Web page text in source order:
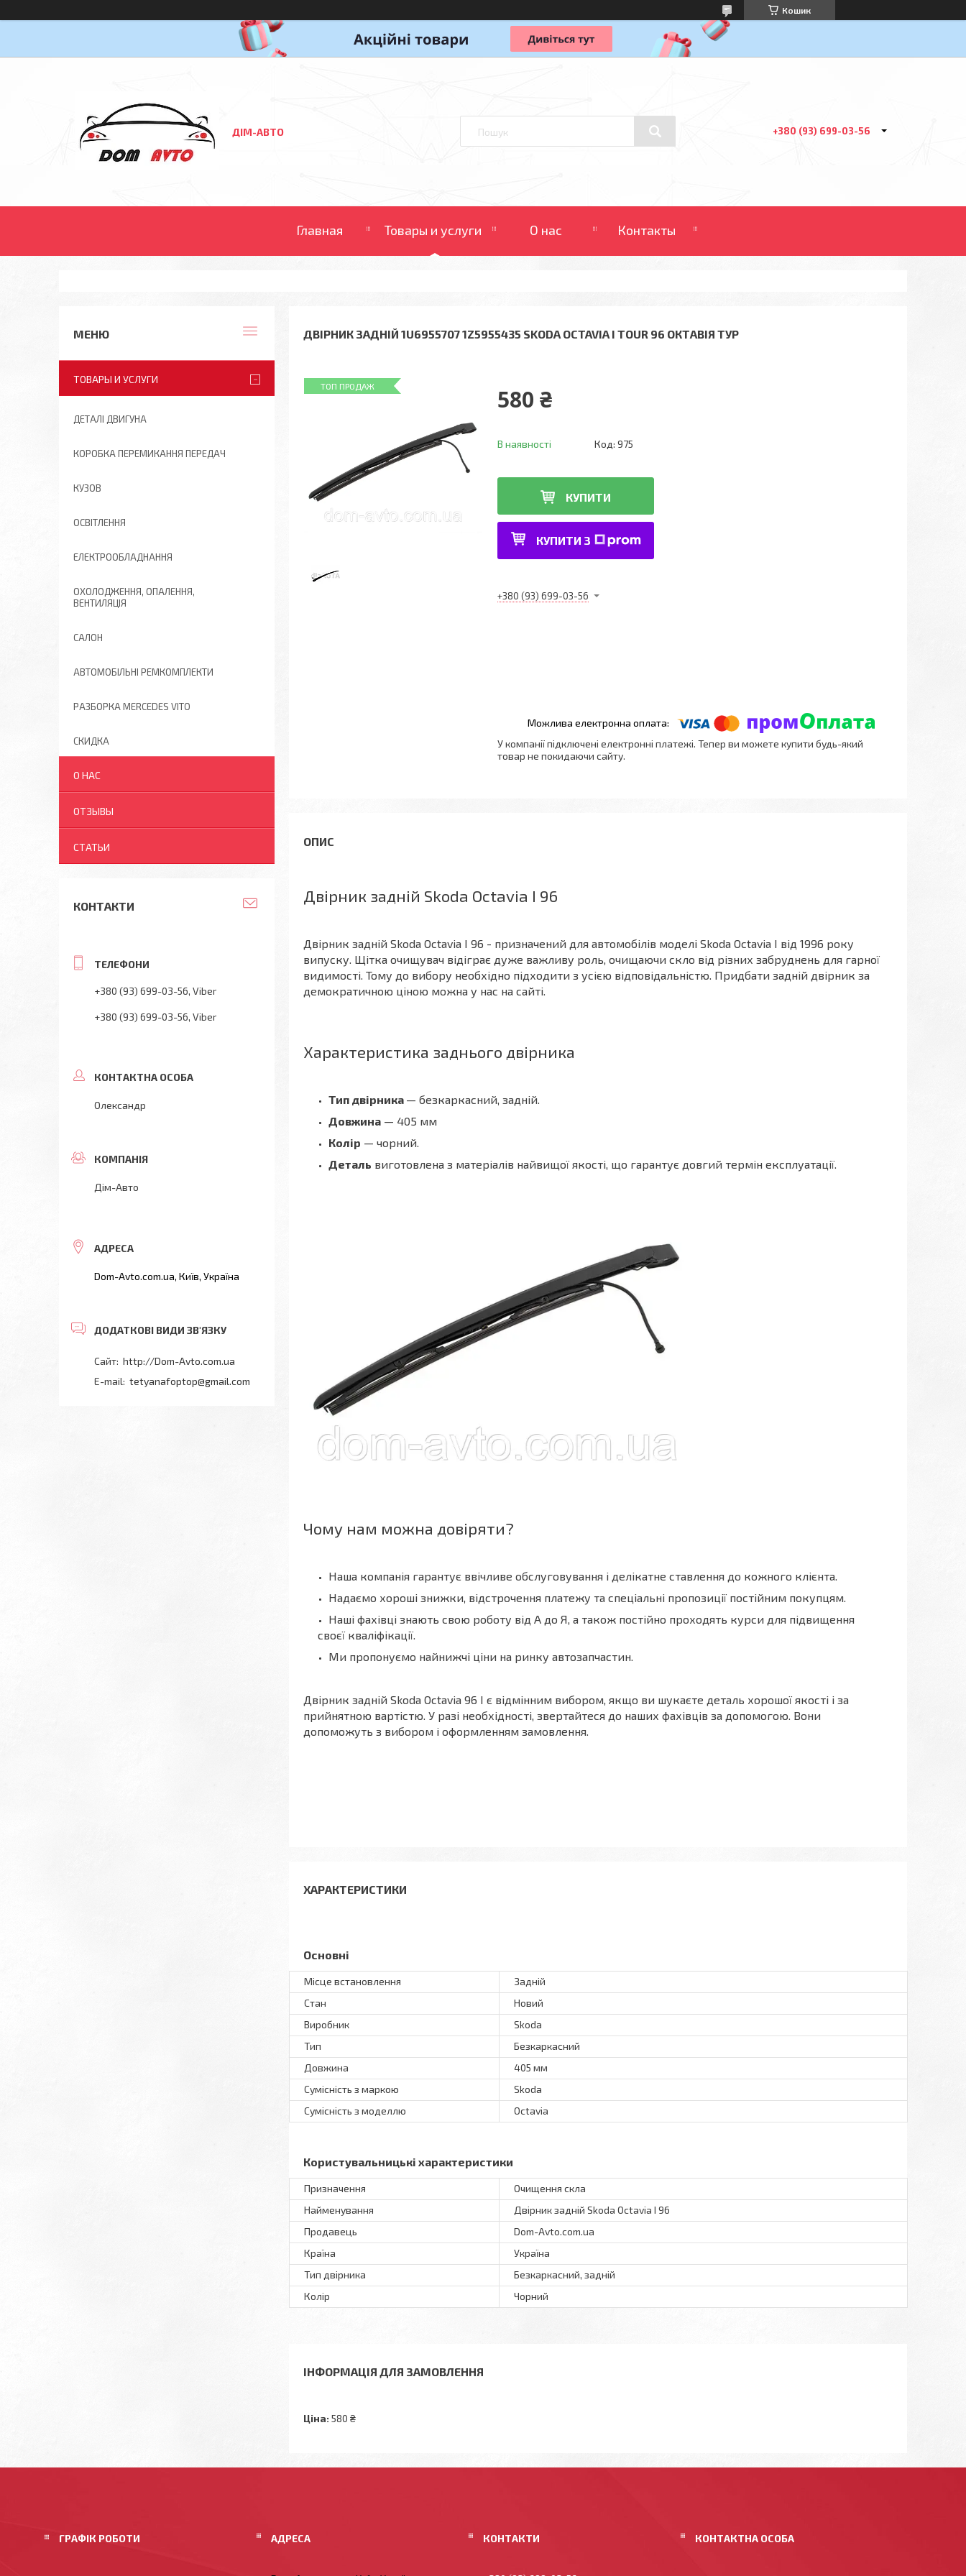
Кошик
ДІМ-АВТО +380 (93) 699-03-56
Главная Товары и услуги О нас Контакты
ДВІРНИК ЗАДНІЙ 1U6955707 1Z5955435 SKODA OCTAVIA I TOUR 96 ОКТАВІЯ ТУР
ТОП ПРОДАЖ 580 ₴
В наявності Код: 975
КУПИТИ
КУПИТИ З
+380 (93) 699-03-56
У компанії підключені електронні платежі. Тепер ви можете купити будь-який
товар не покидаючи сайту.
Двірник задній Skoda Octavia I 96
Двірник задній Skoda Octavia I 96 - призначений для автомобілів моделі Skoda Octavia I від 1996 року
випуску. Щітка очищувач відіграє дуже важливу роль, очищаючи скло від різних забруднень для гарної
видимості. Тому до вибору необхідно підходити з усією відповідальністю. Придбати задній двірник за
демократичною ціною можна у нас на сайті.
Характеристика заднього двірника
Тип двірника — безкаркасний, задній.
Довжина — 405 мм
Колір — чорний.
Деталь виготовлена з матеріалів найвищої якості, що гарантує довгий термін експлуатації.
Чому нам можна довіряти?
Наша компанія гарантує ввічливе обслуговування і делікатне ставлення до кожного клієнта.
Надаємо хороші знижки, відстрочення платежу та спеціальні пропозиції постійним покупцям.
Наші фахівці знають свою роботу від А до Я, а також постійно проходять курси для підвищення
своєї кваліфікації.
Ми пропонуємо найнижчі ціни на ринку автозапчастин.
Двірник задній Skoda Octavia 96 I є відмінним вибором, якщо ви шукаєте деталь хорошої якості і за
прийнятною вартістю. У разі необхідності, звертайтеся до наших фахівців за допомогою. Вони
допоможуть з вибором і оформленням замовлення.
ХАРАКТЕРИСТИКИ
Основні
Місце встановлення
Задній
Стан
Новий
Виробник
Skoda
Тип
Безкаркасний
Довжина
405 мм
Сумісність з маркою
Skoda
Сумісність з моделлю
Octavia
Користувальницькі характеристики
Призначення
Очищення скла
Найменування
Двірник задній Skoda Octavia I 96
Продавець
Dom-Avto.com.ua
Країна
Україна
Тип двірника
Безкаркасний, задній
Колір
Чорний
ІНФОРМАЦІЯ ДЛЯ ЗАМОВЛЕННЯ
Ціна: 580 ₴
ТОВАРЫ И УСЛУГИ
ДЕТАЛІ ДВИГУНА
КОРОБКА ПЕРЕМИКАННЯ ПЕРЕДАЧ
КУЗОВ
ОСВІТЛЕННЯ
ЕЛЕКТРООБЛАДНАННЯ
ОХОЛОДЖЕННЯ, ОПАЛЕННЯ,
ВЕНТИЛЯЦІЯ
САЛОН
АВТОМОБІЛЬНІ РЕМКОМПЛЕКТИ
РАЗБОРКА MERCEDES VITO
СКИДКА
О НАС
ОТЗЫВЫ
СТАТЬИ
КОНТАКТИ
+380 (93) 699-03-56 Viber
+380 (93) 699-03-56 Viber
Олександр
Дім-Авто
Dom-Avto.com.ua, Київ, Україна
http://Dom-Avto.com.ua
tetyanafoptop@gmail.com
ГРАФІК РОБОТИ